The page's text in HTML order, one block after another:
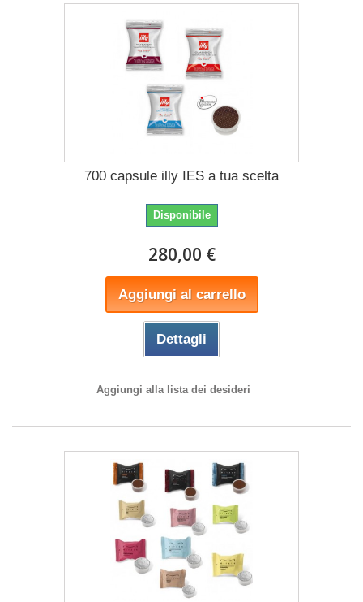
700 capsule illy IES a tua scelta
Disponibile
280,00 €
Aggiungi al carrello
Dettagli
Aggiungi alla lista dei desideri